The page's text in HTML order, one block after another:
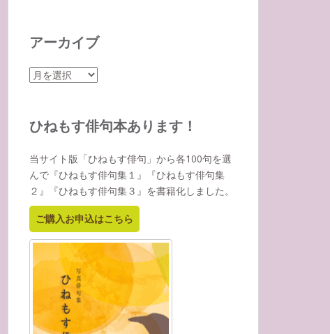
アーカイブ
ア
イ
ひねもす俳句本あります！
当サイト版「ひねもす俳句」から各100句を選
んで『ひねもす俳句集１』『ひねもす俳句集
２』『ひねもす俳句集３』を書籍化しました。
ご購入お申込はこちら